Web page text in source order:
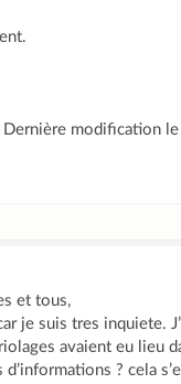
modification
et tous,
je suis tres inquiete.
avaient eu lieu
? cela